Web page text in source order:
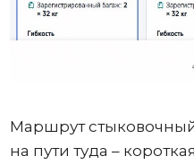
Маршрут
на пути туда –